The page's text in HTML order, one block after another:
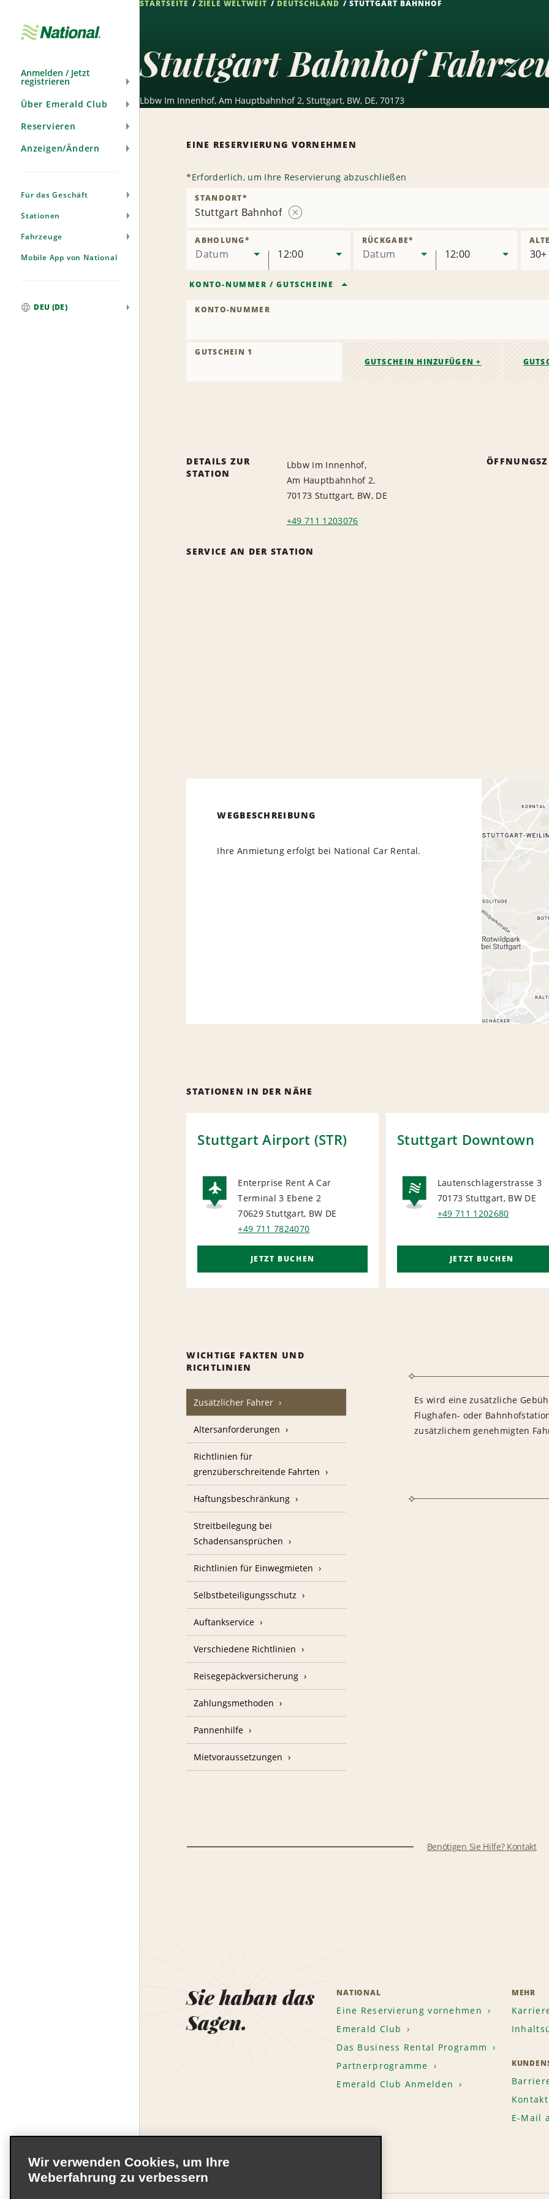
Anmelden / Jetzt
registrieren
Über Emerald Club
Reservieren
Anzeigen/Ändern
Für das Geschäft
Stationen
Fahrzeuge
Mobile App von National
DEU (DE)
STARTSEITE ZIELE WELTWEIT DEUTSCHLAND STUTTGART BAHNHOF
Stuttgart Bahnhof
Lbbw Im Innenhof, Am Hauptbahnhof 2, Stuttgart, BW, DE, 70173
EINE RESERVIERUNG VORNEHMEN
*Erforderlich, um Ihre Reservierung abzuschließen
Stuttgart Bahnhof
STANDORT*
Datum
ABHOLUNG*
12:00 Datum
RÜCKGABE*
12:00
KONTO-NUMMER /GUTSCHEINE
KONTO-NUMMER
GUTSCHEIN 1
GUTSCHEIN HINZUFÜGEN +
DETAILS ZUR
STATION
Lbbw Im Innenhof,
Am Hauptbahnhof 2,
70173 Stuttgart, BW, DE
+49 711 1203076
SERVICE AN DER STATION
WEGBESCHREIBUNG
Ihre Anmietung erfolgt bei National Car Rental.
STATIONEN IN DER NÄHE
Stuttgart Airport (STR)
AIRPORT
Enterprise Rent A Car
Terminal 3 Ebene 2
70629 Stuttgart, BW DE
+49 711 7824070
JETZT BUCHEN
Stuttgart Downtown
Lautenschlagerstrasse 3
70173 Stuttgart, BW DE
+49 711 1202680
JETZT BUCHEN
WICHTIGE FAKTEN UND
RICHTLINIEN
Zusätzlicher Fahrer
Es wird eine zusätzliche
Flughafen- oder
zusätzlichem genehmigten
Altersanforderungen
Richtlinien für
grenzüberschreitende Fahrten
Haftungsbeschränkung
Streitbeilegung bei
Schadensansprüchen
Richtlinien für Einwegmieten
Selbstbeteiligungsschutz
Auftankservice
Verschiedene Richtlinien
Reisegepäckversicherung
Zahlungsmethoden
Pannenhilfe
Mietvoraussetzungen
Benötigen Sie Hilfe? Kontakt
Sie haban das
Sagen.
NATIONAL
Eine Reservierung vornehmen
Emerald Club
Das Business Rental Programm
Partnerprogramme
Emerald Club Anmelden
MEHR
Kontakt
E-Mail
Wir verwenden Cookies, um Ihre
Weberfahrung zu verbessern